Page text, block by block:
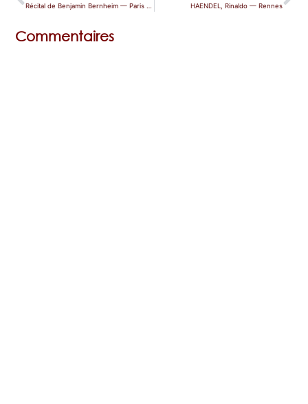
Récital de Benjamin Bernheim — Paris (TCE) HAENDEL, Rinaldo — Rennes
Commentaires